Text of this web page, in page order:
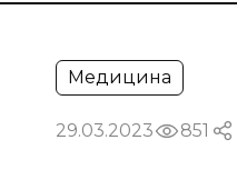
Медицина
29.03.2023 851